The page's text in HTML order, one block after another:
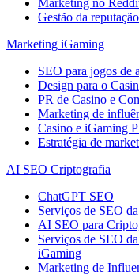
Gestão da
Marketing iGaming
SEO para jogos de
Design para o
PR de Casino e
Marketing de
Casino e iGaming
Estratégia de
AI SEO Criptografia
ChatGPT SEO
Serviços de SEO
AI SEO para
Serviços de SEO
iGaming
Marketing de